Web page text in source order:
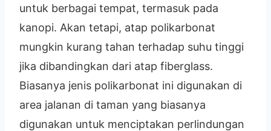
untuk berbagai tempat, termasuk pada
kanopi. Akan tetapi, atap polikarbonat
mungkin kurang tahan terhadap suhu tinggi
jika dibandingkan dari atap fiberglass.
Biasanya jenis polikarbonat ini digunakan di
area jalanan di taman yang biasanya
digunakan untuk menciptakan perlindungan